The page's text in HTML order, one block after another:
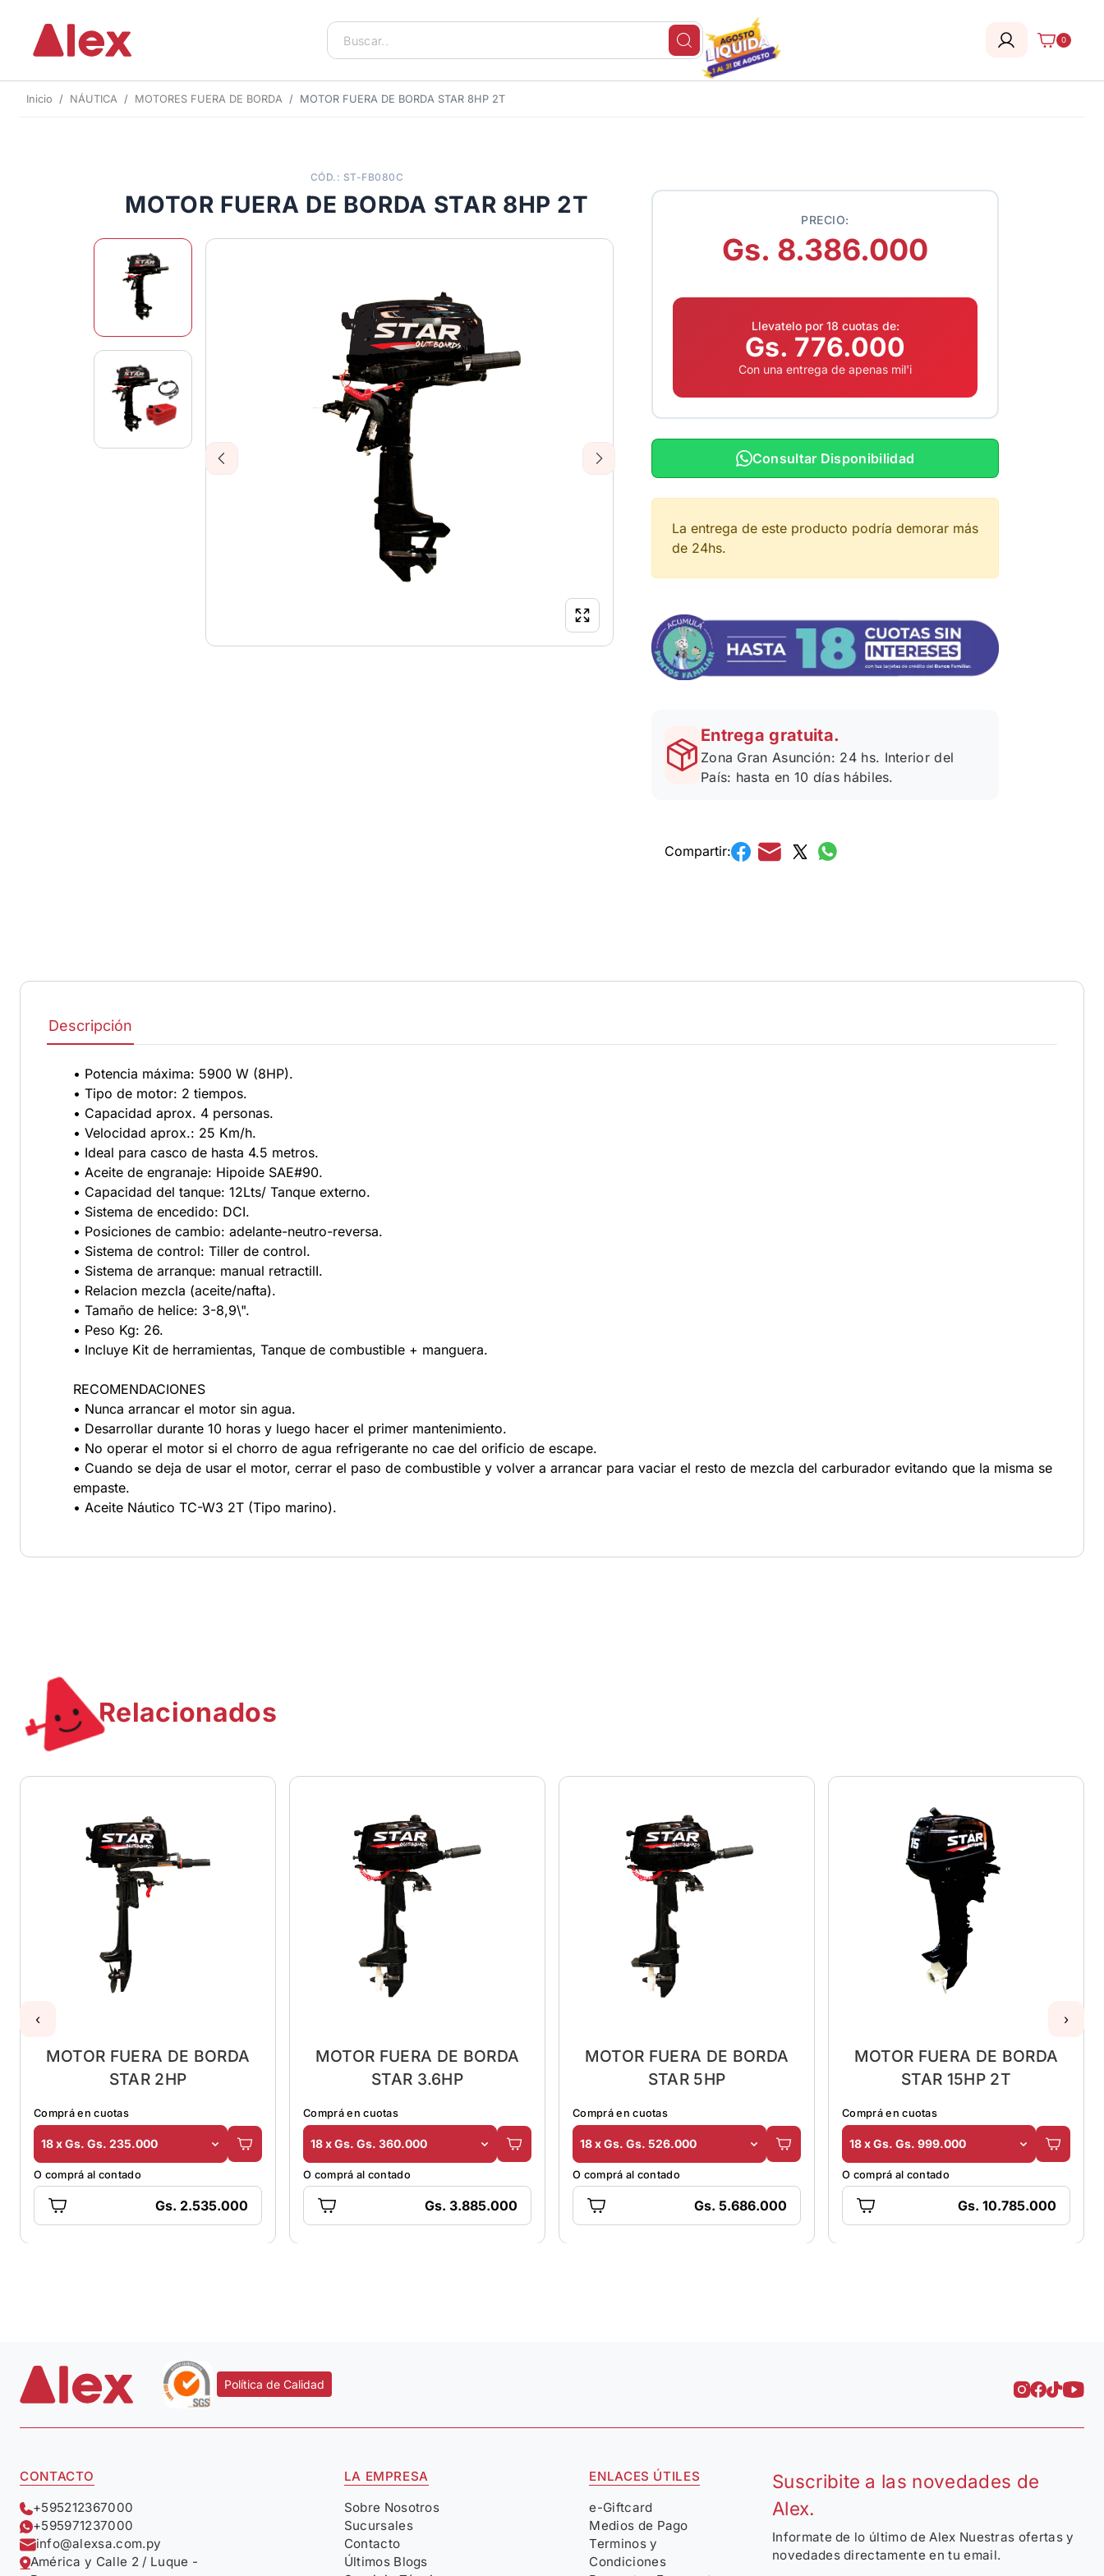
0
Inicio NÁUTICA MOTORES FUERA DE BORDA MOTOR FUERA DE BORDA STAR 8HP 2T
CÓD.: ST-FB080C
MOTOR FUERA DE BORDA STAR 8HP 2T
Previous Next
PRECIO:
Gs. 8.386.000
Llevatelo por 18 cuotas de:
Gs. 776.000
Con una entrega de apenas mil'i
Consultar Disponibilidad
La entrega de este producto podría demorar más
de 24hs.
Entrega gratuita.
Zona Gran Asunción: 24 hs. Interior del
País: hasta en 10 días hábiles.
Compartir:
Descripción
• Potencia máxima: 5900 W (8HP).
• Tipo de motor: 2 tiempos.
• Capacidad aprox. 4 personas.
• Velocidad aprox.: 25 Km/h.
• Ideal para casco de hasta 4.5 metros.
• Aceite de engranaje: Hipoide SAE#90.
• Capacidad del tanque: 12Lts/ Tanque externo.
• Sistema de encedido: DCI.
• Posiciones de cambio: adelante-neutro-reversa.
• Sistema de control: Tiller de control.
• Sistema de arranque: manual retractilI.
• Relacion mezcla (aceite/nafta).
• Tamaño de helice: 3-8,9\".
• Peso Kg: 26.
• Incluye Kit de herramientas, Tanque de combustible + manguera.
RECOMENDACIONES
• Nunca arrancar el motor sin agua.
• Desarrollar durante 10 horas y luego hacer el primer mantenimiento.
• No operar el motor si el chorro de agua refrigerante no cae del orificio de escape.
• Cuando se deja de usar el motor, cerrar el paso de combustible y volver a arrancar para vaciar el resto de mezcla del carburador evitando que la misma se
empaste.
• Aceite Náutico TC-W3 2T (Tipo marino).
Relacionados
MOTOR FUERA DE BORDA
STAR 2HP
Comprá en cuotas
18 x Gs. Gs. 235.000
O comprá al contado
Gs. 2.535.000
MOTOR FUERA DE BORDA
STAR 3.6HP
Comprá en cuotas
18 x Gs. Gs. 360.000
O comprá al contado
Gs. 3.885.000
MOTOR FUERA DE BORDA
STAR 5HP
Comprá en cuotas
18 x Gs. Gs. 526.000
O comprá al contado
Gs. 5.686.000
MOTOR FUERA DE BORDA
STAR 15HP 2T
Comprá en cuotas
18 x Gs. Gs. 999.000
O comprá al contado
Gs. 10.785.000
‹ ›
Política de Calidad
CONTACTO
+595212367000
+595971237000
info@alexsa.com.py
América y Calle 2 / Luque -
LA EMPRESA
Sobre Nosotros
Sucursales
Contacto
Últimos Blogs
ENLACES ÚTILES
e-Giftcard
Medios de Pago
Terminos y
Condiciones
Suscribite a las novedades de
Alex.
Informate de lo último de Alex Nuestras ofertas y
novedades directamente en tu email.